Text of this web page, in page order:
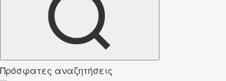
Πρόσφατες αναζητήσεις